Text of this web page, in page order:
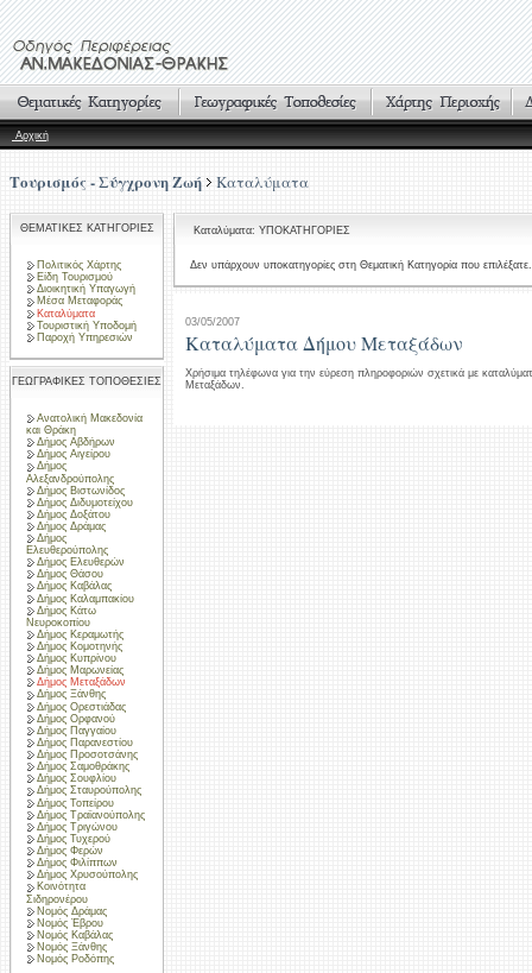
Αρχική
Τουρισμός - Σύγχρονη Ζωή Καταλύματα
ΘΕΜΑΤΙΚΕΣ ΚΑΤΗΓΟΡΙΕΣ
Πολιτικός Χάρτης
Είδη Τουρισμού
Διοικητική Υπαγωγή
Μέσα Μεταφοράς
Καταλύματα
Τουριστική Υποδομή
Παροχή Υπηρεσιών
ΓΕΩΓΡΑΦΙΚΕΣ ΤΟΠΟΘΕΣΙΕΣ
Ανατολική Μακεδονία
και Θράκη
Δήμος Αβδήρων
Δήμος Αιγείρου
Δήμος
Αλεξανδρούπολης
Δήμος Βιστωνίδος
Δήμος Διδυμοτείχου
Δήμος Δοξάτου
Δήμος Δράμας
Δήμος
Ελευθερούπολης
Δήμος Ελευθερών
Δήμος Θάσου
Δήμος Καβάλας
Δήμος Καλαμπακίου
Δήμος Κάτω
Νευροκοπίου
Δήμος Κεραμωτής
Δήμος Κομοτηνής
Δήμος Κυπρίνου
Δήμος Μαρωνείας
Δήμος Μεταξάδων
Δήμος Ξάνθης
Δήμος Ορεστιάδας
Δήμος Ορφανού
Δήμος Παγγαίου
Δήμος Παρανεστίου
Δήμος Προσοτσάνης
Δήμος Σαμοθράκης
Δήμος Σουφλίου
Δήμος Σταυρούπολης
Δήμος Τοπείρου
Δήμος Τραϊανούπολης
Δήμος Τριγώνου
Δήμος Τυχερού
Δήμος Φερών
Δήμος Φιλίππων
Δήμος Χρυσούπολης
Κοινότητα
Σιδηρονέρου
Νομός Δράμας
Νομός Έβρου
Νομός Καβάλας
Νομός Ξάνθης
Νομός Ροδόπης
Καταλύματα: ΥΠΟΚΑΤΗΓΟΡΙΕΣ
Δεν υπάρχουν υποκατηγορίες στη Θεματική Κατηγορία που επιλέξατε.
03/05/2007
Καταλύματα Δήμου Μεταξάδων
Χρήσιμα τηλέφωνα για την εύρεση πληροφοριών σχετικά με
Μεταξάδων.